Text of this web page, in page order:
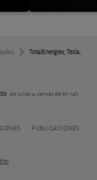
TotalEnergies, Tesla,
de lunes a viernes de 9h-14h
PUBLICACIONES